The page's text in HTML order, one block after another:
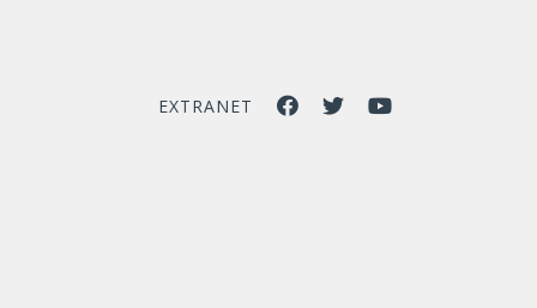
EXTRANET